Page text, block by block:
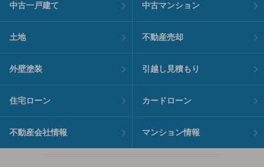
中古一戸建て 中古マンション
土地 不動産売却
外壁塗装 引越し見積もり
住宅ローン カードローン
不動産会社情報 マンション情報